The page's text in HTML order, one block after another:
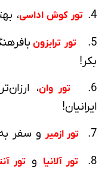
4.
تور کوش اداسی،
5.
تور ترابزون
بکر!
6.
تور وان،
ایرانیان!
7.
تور ازمیر و سفر
8.
تور آلانیا و تور